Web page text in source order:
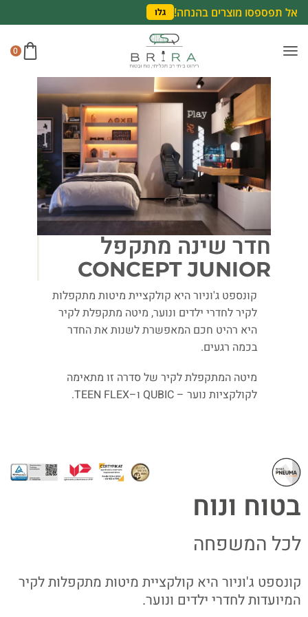
אל תפספסו מוצרים בהנחה! גלו
0
חדר שינה מתקפל
CONCEPT JUNIOR
קונספט ג'וניור היא קולקציית מיטות מתקפלות
לקיר לחדרי ילדים ונוער, מיטה מתקפלת לקיר
היא רהיט חכם המאפשרת לשנות את החדר
בכמה רגעים.
מיטה המתקפלת לקיר של סדרה זו מתאימה
לקולקציות נוער –
QUBIC ו–
TEEN FLEX.
בטוח ונוח
לכל המשפחה
קונספט ג'וניור היא קולקציית מיטות מתקפלות לקיר
המיועדות לחדרי ילדים ונוער.